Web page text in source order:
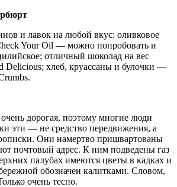
и лавок на любой вкус: оливковое
Your Oil — можно попробовать и
отличный шоколад на вес
Delicious; хлеб, круассаны и булочки —
дорогая, поэтому многие люди
эти — не средство передвижения, а
Они намертво пришвартованы
почтовый адрес. К ним подведены газ
палубах имеются цветы в кадках и
обозначен калитками. Словом,
очень тесно.